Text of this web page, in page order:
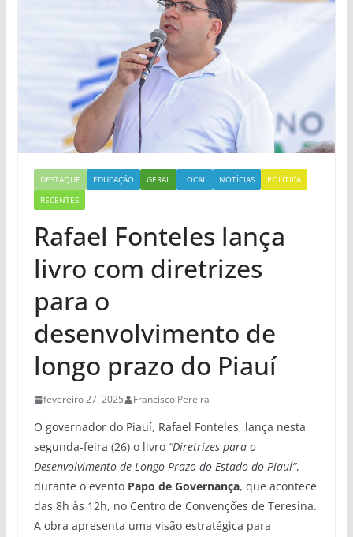
DESTAQUE EDUCAÇÃO GERAL LOCAL NOTÍCIAS
POLÍTICA
RECENTES
Rafael Fonteles lança
livro com diretrizes
para o
desenvolvimento de
longo prazo do Piauí
fevereiro 27, 2025 Francisco Pereira
O governador do Piauí, Rafael Fonteles, lança nesta
segunda-feira (26) o livro “Diretrizes para o
Desenvolvimento de Longo Prazo do Estado do Piauí”,
durante o evento Papo de Governança, que acontece
das 8h às 12h, no Centro de Convenções de Teresina.
A obra apresenta uma visão estratégica para